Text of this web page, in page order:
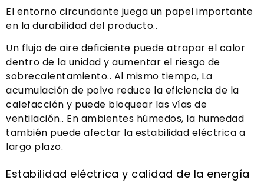
El entorno circundante juega un papel importante
en la durabilidad del producto..
Un flujo de aire deficiente puede atrapar el calor
dentro de la unidad y aumentar el riesgo de
sobrecalentamiento.. Al mismo tiempo, La
acumulación de polvo reduce la eficiencia de la
calefacción y puede bloquear las vías de
ventilación.. En ambientes húmedos, la humedad
también puede afectar la estabilidad eléctrica a
largo plazo.
Estabilidad eléctrica y calidad de la energía